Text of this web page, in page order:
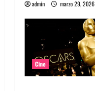
admin marzo 29, 2026
Cine